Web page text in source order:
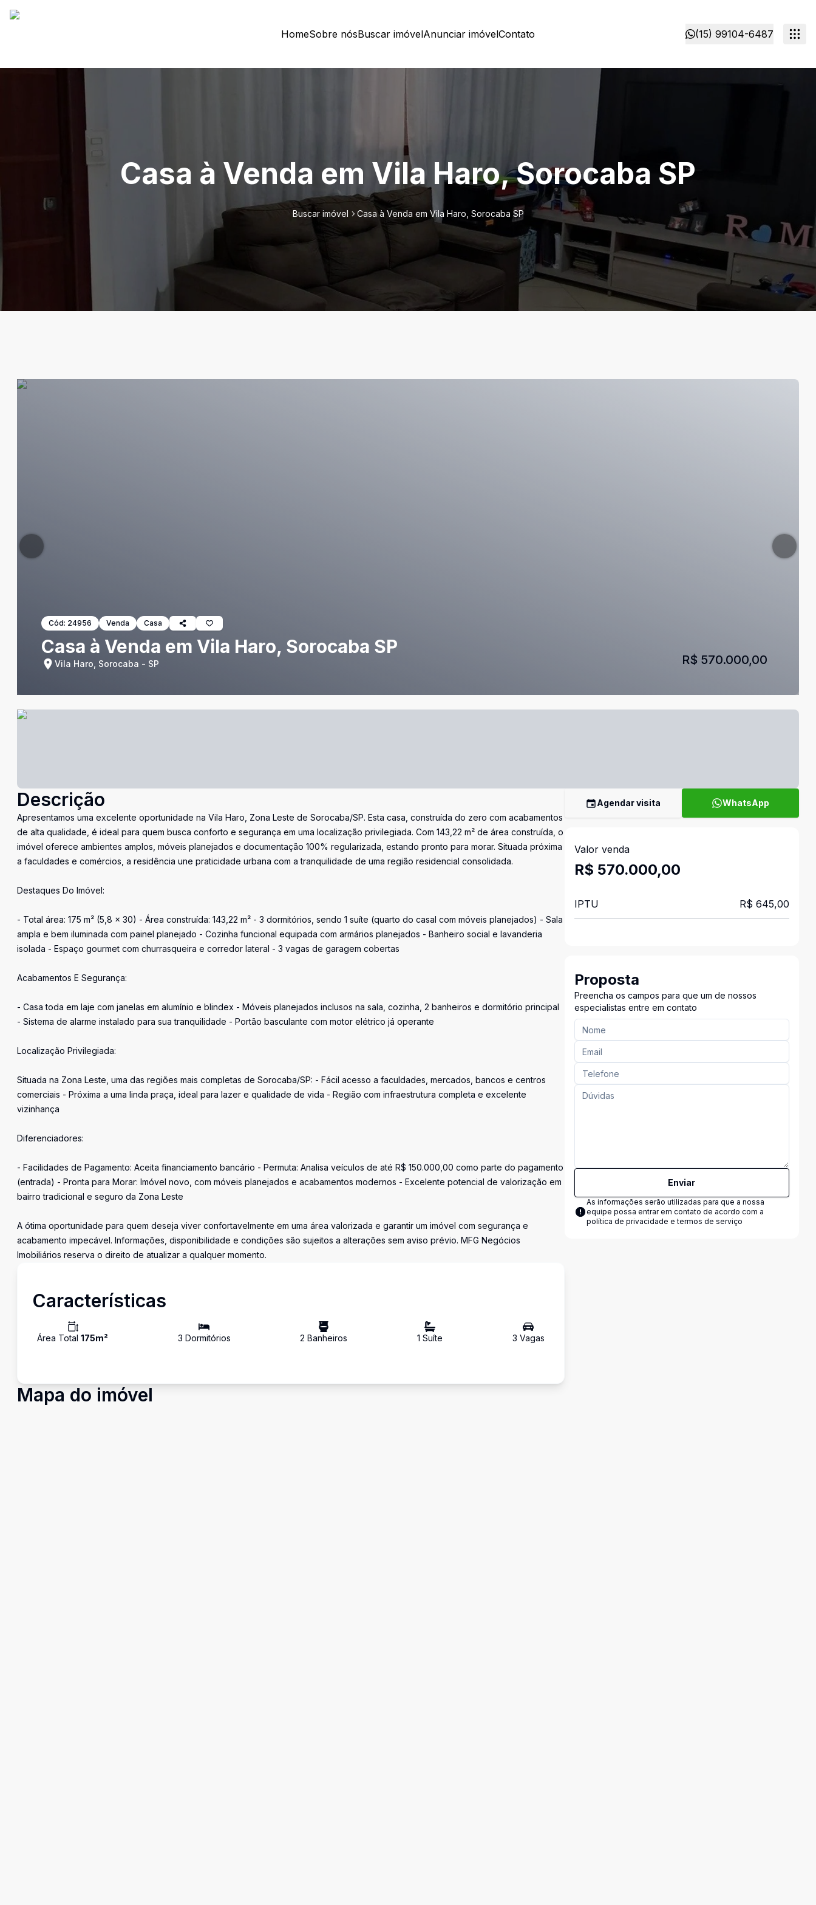
HomeSobre nósBuscar imóvelAnunciar imóvelContato (15) 99104-6487
Casa à Venda em Vila Haro, Sorocaba SP
Buscar imóvel Casa à Venda em Vila Haro, Sorocaba SP
Cód: 24956 Venda Casa
Casa à Venda em Vila Haro, Sorocaba SP
Vila Haro, Sorocaba - SP R$ 570.000,00
Descrição
Apresentamos uma excelente oportunidade na Vila Haro, Zona Leste de Sorocaba/SP. Esta casa, construída do zero com acabamentos
de alta qualidade, é ideal para quem busca conforto e segurança em uma localização privilegiada. Com 143,22 m² de área construída, o
imóvel oferece ambientes amplos, móveis planejados e documentação 100% regularizada, estando pronto para morar. Situada próxima
a faculdades e comércios, a residência une praticidade urbana com a tranquilidade de uma região residencial consolidada.
Destaques Do Imóvel:
- Total área: 175 m² (5,8 x 30) - Área construída: 143,22 m² - 3 dormitórios, sendo 1 suíte (quarto do casal com móveis planejados) - Sala
ampla e bem iluminada com painel planejado - Cozinha funcional equipada com armários planejados - Banheiro social e lavanderia
isolada - Espaço gourmet com churrasqueira e corredor lateral - 3 vagas de garagem cobertas
Acabamentos E Segurança:
- Casa toda em laje com janelas em alumínio e blindex - Móveis planejados inclusos na sala, cozinha, 2 banheiros e dormitório principal
- Sistema de alarme instalado para sua tranquilidade - Portão basculante com motor elétrico já operante
Localização Privilegiada:
Situada na Zona Leste, uma das regiões mais completas de Sorocaba/SP: - Fácil acesso a faculdades, mercados, bancos e centros
comerciais - Próxima a uma linda praça, ideal para lazer e qualidade de vida - Região com infraestrutura completa e excelente
vizinhança
Diferenciadores:
- Facilidades de Pagamento: Aceita financiamento bancário - Permuta: Analisa veículos de até R$ 150.000,00 como parte do pagamento
(entrada) - Pronta para Morar: Imóvel novo, com móveis planejados e acabamentos modernos - Excelente potencial de valorização em
bairro tradicional e seguro da Zona Leste
A ótima oportunidade para quem deseja viver confortavelmente em uma área valorizada e garantir um imóvel com segurança e
acabamento impecável. Informações, disponibilidade e condições são sujeitos a alterações sem aviso prévio. MFG Negócios
Imobiliários reserva o direito de atualizar a qualquer momento.
Características
Área Total 175m² 3 Dormitórios 2 Banheiros 1 Suíte 3 Vagas
Mapa do imóvel
Agendar visita WhatsApp
Valor venda
R$ 570.000,00
IPTU R$ 645,00
Proposta
Preencha os campos para que um de nossos
especialistas entre em contato
Enviar
As informações serão utilizadas para que a nossa
equipe possa entrar em contato de acordo com a
política de privacidade e termos de serviço